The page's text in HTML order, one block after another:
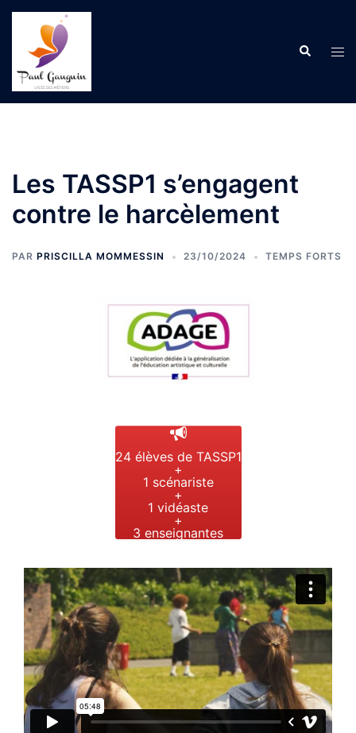
Aller
contenu
Les TASSP1 s’engagent
contre le harcèlement
PAR PRISCILLA MOMMESSIN 23/10/2024 TEMPS FORTS
24 élèves de TASSP1
+
1 scénariste
+
1 vidéaste
+
3 enseignantes